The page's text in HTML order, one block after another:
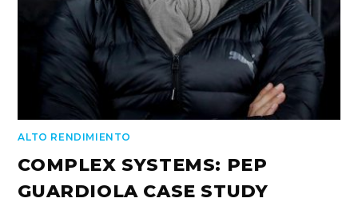
ALTO RENDIMIENTO
COMPLEX SYSTEMS: PEP
GUARDIOLA CASE STUDY